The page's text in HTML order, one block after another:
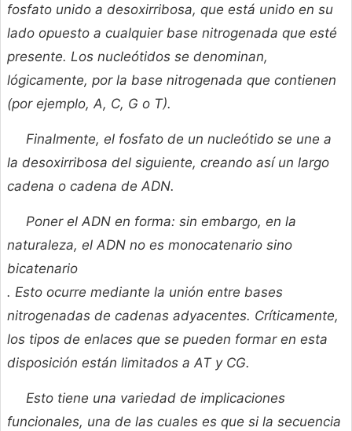
fosfato unido a desoxirribosa, que está unido en su
lado opuesto a cualquier base nitrogenada que esté
presente. Los nucleótidos se denominan,
lógicamente, por la base nitrogenada que contienen
(por ejemplo, A, C, G o T).
Finalmente, el fosfato de un nucleótido se une a
la desoxirribosa del siguiente, creando así un largo
cadena o cadena de ADN.
Poner el ADN en forma: sin embargo, en la
naturaleza, el ADN no es monocatenario sino
bicatenario
. Esto ocurre mediante la unión entre bases
nitrogenadas de cadenas adyacentes. Críticamente,
los tipos de enlaces que se pueden formar en esta
disposición están limitados a AT y CG.
Esto tiene una variedad de implicaciones
funcionales, una de las cuales es que si la secuencia